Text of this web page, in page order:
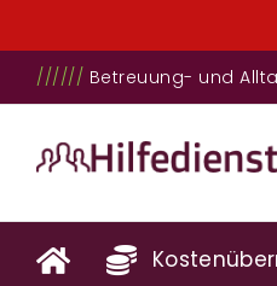
Zum
Inhalt
springen
////// Betreuung- und